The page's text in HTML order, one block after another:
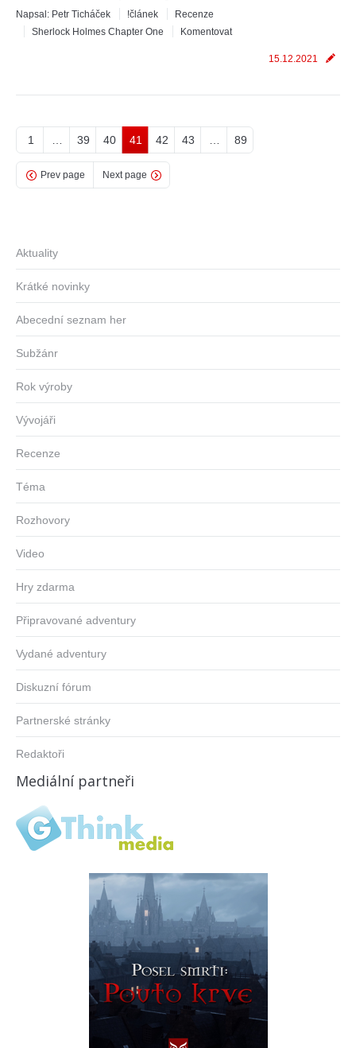
Napsal: Petr Ticháček !článek
Recenze
Sherlock Holmes Chapter One
Komentovat
15.12.2021
1 39 40 41 42 43 89
Prev page Next page
Aktuality
Krátké novinky
Abecední seznam her
Subžánr
Rok výroby
Vývojáři
Recenze
Téma
Rozhovory
Video
Hry zdarma
Připravované adventury
Vydané adventury
Diskuzní fórum
Partnerské stránky
Redaktoři
Mediální partneři